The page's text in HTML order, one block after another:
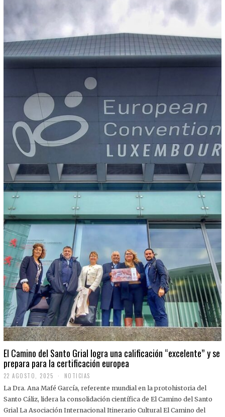
El Camino del Santo Grial logra una calificación “excelente” y se
prepara para la certificación europea
22 AGOSTO, 2025
2
A
G
O
S
NOTICIAS
La Dra. Ana Mafé García, referente mundial en la protohistoria del
Santo Cáliz, lidera la consolidación científica de El Camino del Santo
Grial La Asociación Internacional Itinerario Cultural El Camino del